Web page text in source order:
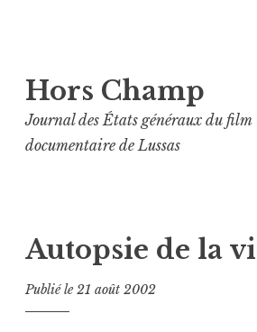
au
contenu
principal
Hors Champ
Journal des États généraux du film
documentaire de Lussas
Autopsie de la
Publié le21 août 2002